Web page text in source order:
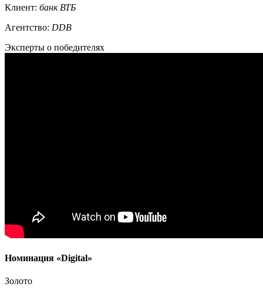
Клиент: банк ВТБ
Агентство: DDB
Эксперты о победителях
Номинация «Digital»
Золото